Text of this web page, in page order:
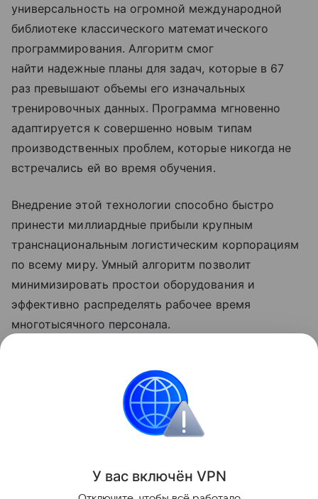
универсальность на огромной международной
библиотеке классического математического
программирования. Алгоритм смог
найти надежные планы для задач, которые в 67
раз превышают объемы его изначальных
тренировочных данных. Программа мгновенно
адаптируется к совершенно новым типам
производственных проблем, которые никогда не
встречались ей во время обучения.
Внедрение этой технологии способно быстро
принести миллиардные прибыли крупным
транснациональным логистическим корпорациям
по всему миру. Умный алгоритм позволит
минимизировать простои оборудования и
эффективно распределять рабочее время
многотысячного персонала.
астероидами
улучшить логистику транспорта.
У вас включён VPN